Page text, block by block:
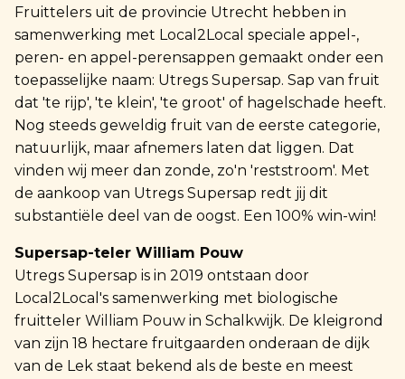
Fruittelers uit de provincie Utrecht hebben in
samenwerking met Local2Local speciale appel-,
peren- en appel-perensappen gemaakt onder een
toepasselijke naam: Utregs Supersap. Sap van fruit
dat 'te rijp', 'te klein', 'te groot' of hagelschade heeft.
Nog steeds geweldig fruit van de eerste categorie,
natuurlijk, maar afnemers laten dat liggen. Dat
vinden wij meer dan zonde, zo'n 'reststroom'. Met
de aankoop van Utregs Supersap redt jij dit
substantiële deel van de oogst. Een 100% win-win!
Supersap-teler William Pouw
Utregs Supersap is in 2019 ontstaan door
Local2Local's samenwerking met biologische
fruitteler William Pouw in Schalkwijk. De kleigrond
van zijn 18 hectare fruitgaarden onderaan de dijk
van de Lek staat bekend als de beste en meest